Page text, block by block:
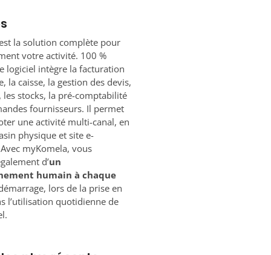
la solution complète pour
votre activité. 100 %
logiciel intègre la facturation
la caisse, la gestion des devis,
les stocks, la pré-comptabilité
fournisseurs. Il permet
une activité multi-canal, en
physique et site e-
myKomela, vous
d’un
humain à chaque
lors de la prise en
l’utilisation quotidienne de